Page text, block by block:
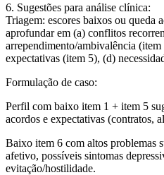
6. Sugestões para análise clínica:
Triagem: escores baixos ou queda
aprofundar em (a) conflitos
arrependimento/ambivalência
expectativas (item 5), (d)
Formulação de caso:
Perfil com baixo item 1 + item 5
acordos e expectativas (contratos,
Baixo item 6 com altos problemas
afetivo, possíveis sintomas
evitação/hostilidade.